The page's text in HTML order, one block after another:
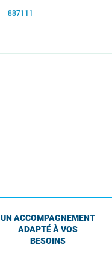
887111
UN ACCOMPAGNEMENT
ADAPTÉ À VOS
BESOINS